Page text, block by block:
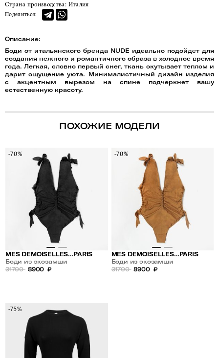
Страна производства: Италия
Поделиться:
Описание:
Боди от итальянского бренда NUDE идеально подойдет для
создания нежного и романтичного образа в холодное время
года. Легкая, словно первый снег, ткань окутывает теплом и
дарит ощущение уюта. Минималистичный дизайн изделия
с акцентным вырезом на спине подчеркнет вашу
естественную красоту.
ПОХОЖИЕ МОДЕЛИ
-70%
MES DEMOISELLES…PARIS
Боди из экозамши
31700 8900 ₽
-70%
MES DEMOISELLES…PARIS
Боди из экозамши
31700 8900 ₽
-75%